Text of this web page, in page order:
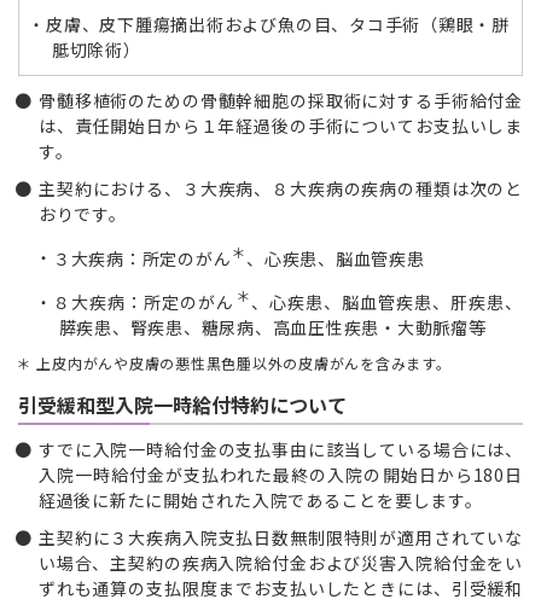
皮膚、皮下腫瘍摘出術および魚の目、タコ手術（鶏眼・胼
胝切除術）
骨髄移植術のための骨髄幹細胞の採取術に対する手術給付金
は、責任開始日から１年経過後の手術についてお支払いしま
す。
主契約における、３大疾病、８大疾病の疾病の種類は次のと
おりです。
３大疾病：所定のがん＊、心疾患、脳血管疾患
８大疾病：所定のがん ＊、心疾患、脳血管疾患、肝疾患、
膵疾患、腎疾患、糖尿病、高血圧性疾患・大動脈瘤等
上皮内がんや皮膚の悪性黒色腫以外の皮膚がんを含みます。
引受緩和型入院一時給付特約について
すでに入院一時給付金の支払事由に該当している場合には、
入院一時給付金が支払われた最終の入院の開始日から180日
経過後に新たに開始された入院であることを要します。
主契約に３大疾病入院支払日数無制限特則が適用されていな
い場合、主契約の疾病入院給付金および災害入院給付金をい
ずれも通算の支払限度までお支払いしたときには、引受緩和